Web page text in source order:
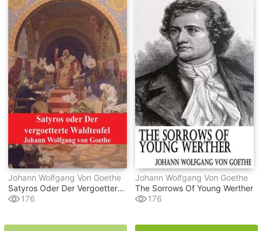
Johann Wolfgang Von Goethe
Satyros Oder Der Vergoetterte Waldteufel
176
Johann Wolfgang Von Goethe
The Sorrows Of Young Werther
176